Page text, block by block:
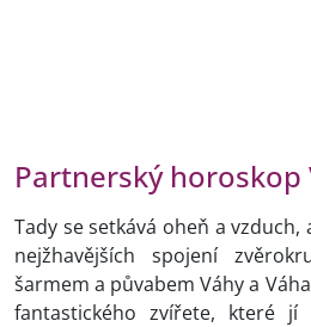
Partnerský horoskop
Tady se setkává oheň a
nejžhavějších spojení
šarmem a půvabem Váhy a
fantastického zvířete, které